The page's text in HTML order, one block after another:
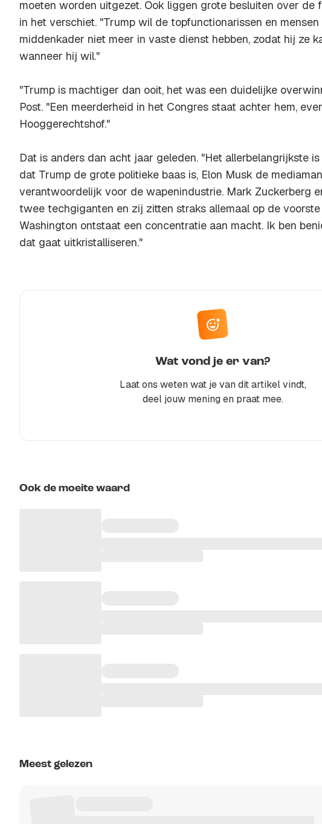
moeten worden uitgezet. Ook liggen grote besluiten over de
in het verschiet. "Trump wil de topfunctionarissen en mensen
middenkader niet meer in vaste dienst hebben, zodat hij ze
wanneer hij wil."
"Trump is machtiger dan ooit, het was een duidelijke
Post. "Een meerderheid in het Congres staat achter hem,
Hooggerechtshof."
Dat is anders dan acht jaar geleden. "Het allerbelangrijkste
dat Trump de grote politieke baas is, Elon Musk de
verantwoordelijk voor de wapenindustrie. Mark Zuckerberg
twee techgiganten en zij zitten straks allemaal op de voorste
Washington ontstaat een concentratie aan macht. Ik ben
dat gaat uitkristalliseren."
Wat vond je er van?
Laat ons weten wat je van dit artikel vindt,
deel jouw mening en praat mee.
Ook de moeite waard
Meest gelezen